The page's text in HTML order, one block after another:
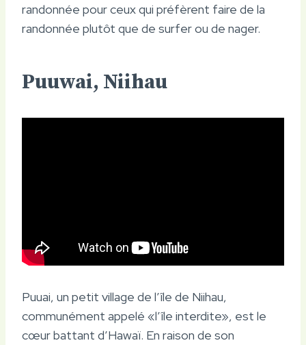
randonnée pour ceux qui préfèrent faire de la
randonnée plutôt que de surfer ou de nager.
Puuwai, Niihau
Puuai, un petit village de l’île de Niihau,
communément appelé «l’île interdite», est le
cœur battant d’Hawaï. En raison de son